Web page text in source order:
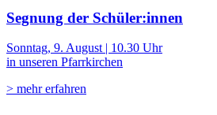
Segnung der Schüler:innen
Sonntag, 9. August | 10.30 Uhr
in unseren Pfarrkirchen
> mehr erfahren